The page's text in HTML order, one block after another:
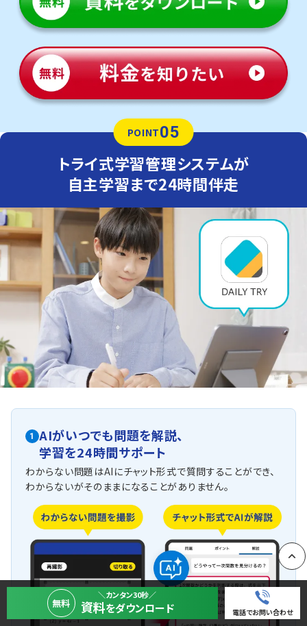
POINT05
トライ式学習管理システムが
自主学習まで24時間伴走
1
AIがいつでも問題を解説、
学習を24時間サポート
わからない問題はAIにチャット形式で質問することができ、
わからないがそのままになることがありません。
無料
＼カンタン30秒／
資料をダウンロード 電話でお問い合わせ